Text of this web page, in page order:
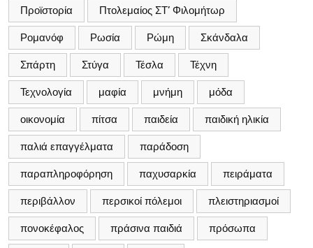
Προϊστορία Πτολεμαίος ΣΤ’ Φιλομήτωρ
Ρομανόφ Ρωσία Ρώμη Σκάνδαλα
Σπάρτη Στύγα Τέσλα Τέχνη
Τεχνολογία μαφία μνήμη μόδα
οικονομία πίτσα παιδεία παιδική ηλικία
παλιά επαγγέλματα παράδοση
παραπληροφόρηση παχυσαρκία πειράματα
περιβάλλον περσικοί πόλεμοι πλειστηριασμοί
πονοκέφαλος πράσινα παιδιά πρόσωπα